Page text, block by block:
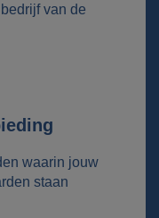
van de
waarin jouw
staan